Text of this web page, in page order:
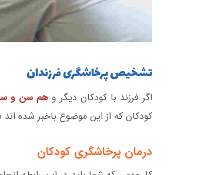
تشخیص پرخاشگری فرزندان
اگر فرزند با کودکان دیگر و هم سن و
کودکان که از این موضوع باخبر شده اند
درمان پرخاشگری کودکان